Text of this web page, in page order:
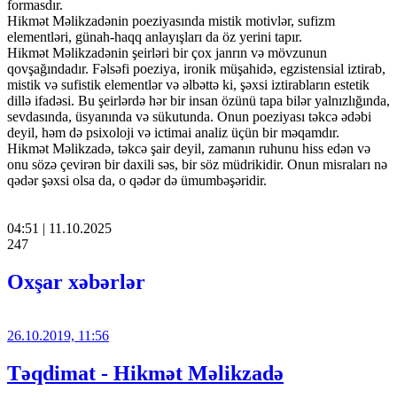
formasdır.
Hikmət Məlikzadənin poeziyasında mistik motivlər, sufizm
elementləri, günah-haqq anlayışları da öz yerini tapır.
Hikmət Məlikzadənin şeirləri bir çox janrın və mövzunun
qovşağındadır. Fəlsəfi poeziya, ironik müşahidə, egzistensial iztirab,
mistik və sufistik elementlər və əlbəttə ki, şəxsi iztirabların estetik
dillə ifadəsi. Bu şeirlərdə hər bir insan özünü tapa bilər yalnızlığında,
sevdasında, üsyanında və sükutunda. Onun poeziyası təkcə ədəbi
deyil, həm də psixoloji və ictimai analiz üçün bir məqamdır.
Hikmət Məlikzadə, təkcə şair deyil, zamanın ruhunu hiss edən və
onu sözə çevirən bir daxili səs, bir söz müdrikidir. Onun misraları nə
qədər şəxsi olsa da, o qədər də ümumbəşəridir.
04:51 | 11.10.2025
247
Oxşar xəbərlər
26.10.2019, 11:56
Təqdimat - Hikmət Məlikzadə